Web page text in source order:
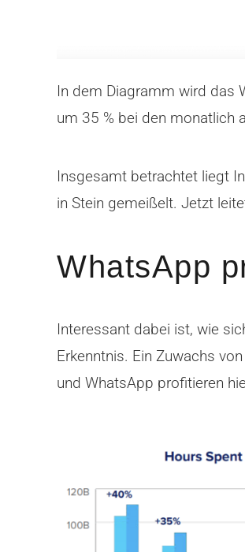
In dem Diagramm wird das
um 35 % bei den monatlich
Insgesamt betrachtet liegt
in Stein gemeißelt. Jetzt
WhatsApp
Interessant dabei ist, wie
Erkenntnis. Ein Zuwachs
und WhatsApp profitieren